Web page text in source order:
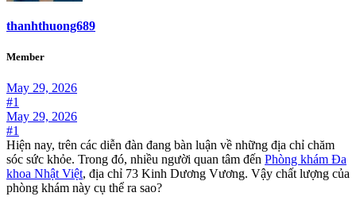
thanhthuong689
Member
May 29, 2026
#1
May 29, 2026
#1
Hiện nay, trên các diễn đàn đang bàn luận về những địa chỉ chăm
sóc sức khỏe. Trong đó, nhiều người quan tâm đến Phòng khám Đa
khoa Nhật Việt, địa chỉ 73 Kinh Dương Vương. Vậy chất lượng của
phòng khám này cụ thể ra sao?